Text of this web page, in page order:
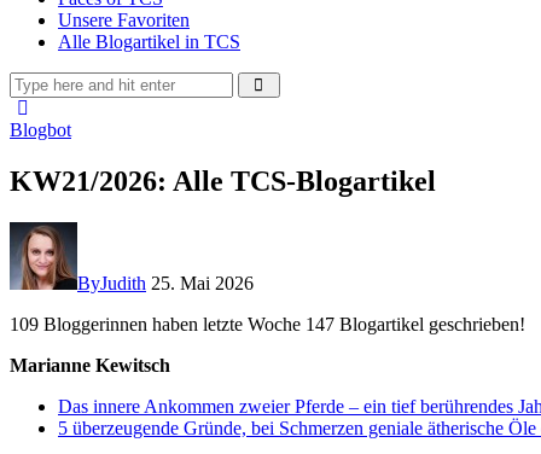
Unsere Favoriten
Alle Blogartikel in TCS
Blogbot
KW21/2026: Alle TCS-Blogartikel
ByJudith 25. Mai 2026
109 Bloggerinnen haben letzte Woche 147 Blogartikel geschrieben!
Marianne Kewitsch
Das innere Ankommen zweier Pferde – ein tief berührendes
5 überzeugende Gründe, bei Schmerzen geniale ätherische Öle